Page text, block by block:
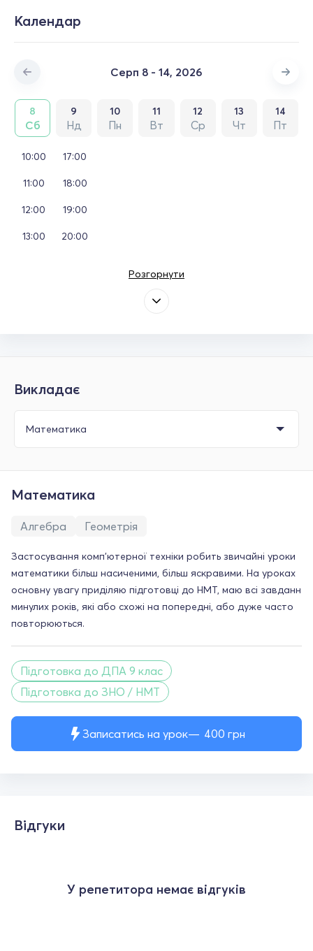
Календар
Серп 8 - 14, 2026
8
Сб
9
Нд
10
Пн
11
Вт
12
Ср
13
Чт
14
Пт
10:00
11:00
12:00
13:00
17:00
18:00
19:00
20:00
Розгорнути
Викладає
Записатись на урок 400 грн
Математика
Алгебра Геометрія
Застосування комп'ютерної техніки робить звичайні уроки
математики більш насиченими, більш яскравими. На уроках
основну увагу приділяю підготовці до НМТ, маю всі завданн
минулих років, які або схожі на попередні, або дуже часто
повторюються.
Підготовка до ДПА 9 клас
Підготовка до ЗНО / НМТ
Відгуки
У репетитора немає відгуків